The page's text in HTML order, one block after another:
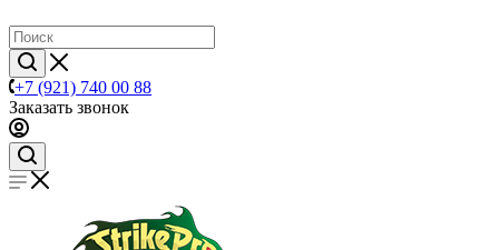
+7 (921) 740 00 88
Заказать звонок